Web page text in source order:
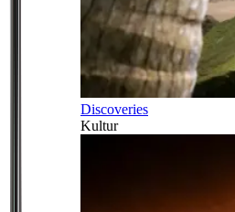
Discoveries
Kultur